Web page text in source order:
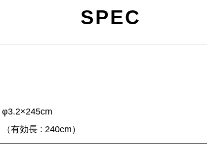
SPEC
φ3.2×245cm
（有効長 : 240cm）